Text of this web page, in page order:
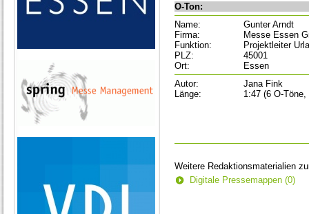
O-Ton:
Name:
Gunter Arndt
Firma:
Messe Essen
Funktion:
Projektleiter
PLZ:
45001
Ort:
Essen
Autor:
Jana Fink
Länge:
1:47 (6 O-
Weitere Redaktionsmaterialien
Digitale Pressemappen (0)